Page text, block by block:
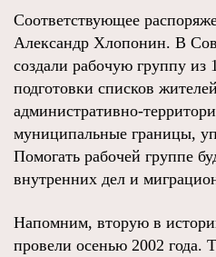
Соответствующее
Александр Хлопонин. В
создали рабочую группу из
подготовки списков
административно-
муниципальные границы,
Помогать рабочей группе
внутренних дел и
Напомним, вторую в
провели осенью 2002 года.